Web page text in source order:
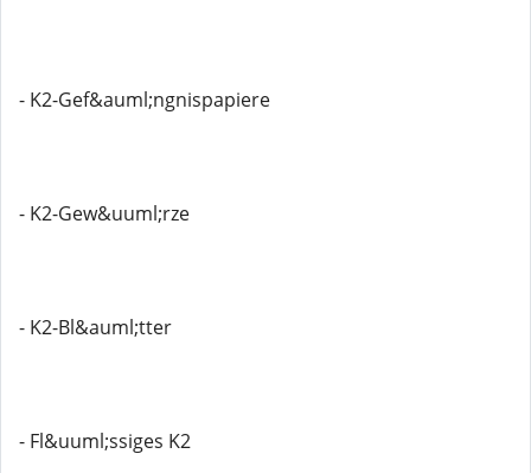
- K2-Gef&auml;ngnispapiere
- K2-Gew&uuml;rze
- K2-Bl&auml;tter
- Fl&uuml;ssiges K2